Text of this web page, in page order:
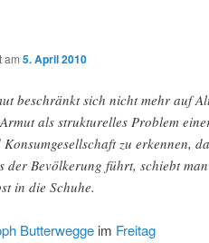
am 5. April 2010
beschränkt sich nicht mehr auf
als strukturelles Problem
Konsumgesellschaft zu erkennen,
der Bevölkerung führt, schiebt
in die Schuhe.
Butterweggeim Freitag